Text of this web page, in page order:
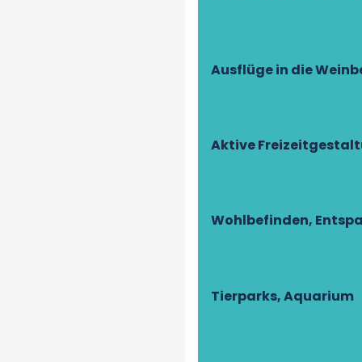
Ausflüge in die
Aktive
Wohlbefinden,
Tierparks, Aquarium